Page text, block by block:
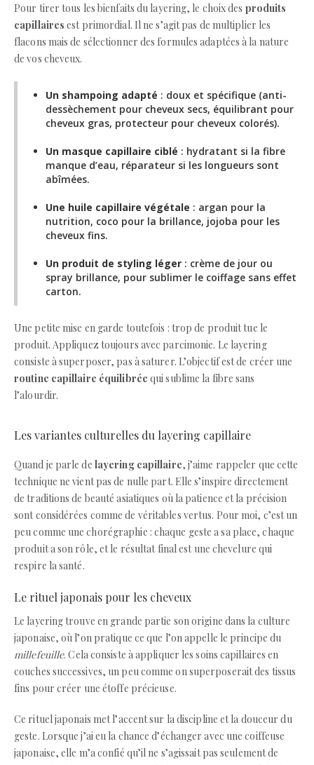
Pour tirer tous les bienfaits du layering, le choix des produits
capillaires est primordial. Il ne s’agit pas de multiplier les
flacons mais de sélectionner des formules adaptées à la nature
de vos cheveux.
Un shampoing adapté : doux et spécifique (anti-
dessèchement pour cheveux secs, équilibrant pour
cheveux gras, protecteur pour cheveux colorés).
Un masque capillaire ciblé : hydratant si la fibre
manque d’eau, réparateur si les longueurs sont
abîmées.
Une huile capillaire végétale : argan pour la
nutrition, coco pour la brillance, jojoba pour les
cheveux fins.
Un produit de styling léger : crème de jour ou
spray brillance, pour sublimer le coiffage sans effet
carton.
Une petite mise en garde toutefois : trop de produit tue le
produit. Appliquez toujours avec parcimonie. Le layering
consiste à superposer, pas à saturer. L’objectif est de créer une
routine capillaire équilibrée qui sublime la fibre sans
l’alourdir.
Les variantes culturelles du layering capillaire
Quand je parle de layering capillaire, j’aime rappeler que cette
technique ne vient pas de nulle part. Elle s’inspire directement
de traditions de beauté asiatiques où la patience et la précision
sont considérées comme de véritables vertus. Pour moi, c’est un
peu comme une chorégraphie : chaque geste a sa place, chaque
produit a son rôle, et le résultat final est une chevelure qui
respire la santé.
Le rituel japonais pour les cheveux
Le layering trouve en grande partie son origine dans la culture
japonaise, où l’on pratique ce que l’on appelle le principe du
millefeuille. Cela consiste à appliquer les soins capillaires en
couches successives, un peu comme on superposerait des tissus
fins pour créer une étoffe précieuse.
Ce rituel japonais met l’accent sur la discipline et la douceur du
geste. Lorsque j’ai eu la chance d’échanger avec une coiffeuse
japonaise, elle m’a confié qu’il ne s’agissait pas seulement de